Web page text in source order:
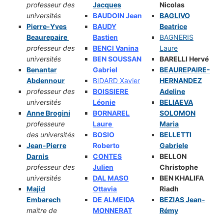
professeur des
universités
Pierre-Yves
Beaurepaire
professeur des
universités
Benantar
Abdennour
professeur des
universités
Anne Brogini
professeure
des universités
Jean-Pierre
Darnis
professeur des
universités
Majid
Embarech
maître de
Jacques
BAUDOIN Jean
BAUDY
Bastien
BENCI Vanina
BEN SOUSSAN
Gabriel
BIDARD Xavier
BOISSIERE
Léonie
BORNAREL
Laure
BOSIO
Roberto
CONTES
Julien
DAL MASO
Ottavia
DE ALMEIDA
MONNERAT
Nicolas
BAGLIVO
Beatrice
BAGNERIS
Laure
BARELLI Hervé
BEAUREPAIRE-
HERNANDEZ
Adeline
BELIAEVA
SOLOMON
Maria
BELLETTI
Gabriele
BELLON
Christophe
BEN KHALIFA
Riadh
BEZIAS Jean-
Rémy